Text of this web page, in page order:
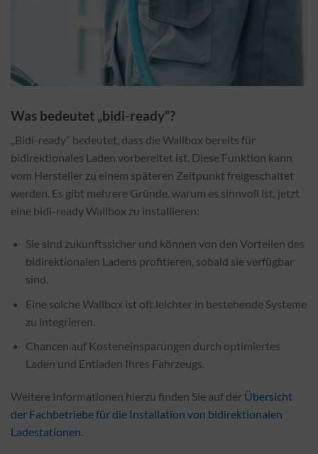
Was bedeutet „bidi-ready“?
„Bidi-ready“ bedeutet, dass die Wallbox bereits für
bidirektionales Laden vorbereitet ist. Diese Funktion kann
vom Hersteller zu einem späteren Zeitpunkt freigeschaltet
werden. Es gibt mehrere Gründe, warum es sinnvoll ist, jetzt
eine bidi-ready Wallbox zu installieren:
Sie sind zukunftssicher und können von den Vorteilen des
bidirektionalen Ladens profitieren, sobald sie verfügbar
sind.
Eine solche Wallbox ist oft leichter in bestehende Systeme
zu integrieren.
Chancen auf Kosteneinsparungen durch optimiertes
Laden und Entladen Ihres Fahrzeugs.
Weitere Informationen hierzu finden Sie auf der Übersicht
der Fachbetriebe für die Installation von bidirektionalen
Ladestationen.